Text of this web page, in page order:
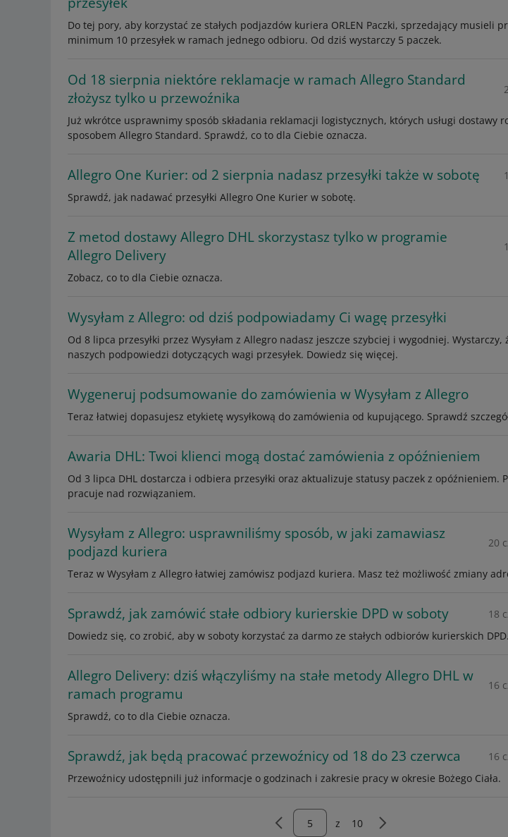
Do tej pory, aby korzystać ze stałych podjazdów kuriera ORLEN Paczki, sprzedający musieli
minimum 10 przesyłek w ramach jednego odbioru. Od dziś wystarczy 5 paczek.
Od 18 sierpnia niektóre reklamacje w ramach Allegro Standard
złożysz tylko u przewoźnika
Już wkrótce usprawnimy sposób składania reklamacji logistycznych, których usługi dostawy
sposobem Allegro Standard. Sprawdź, co to dla Ciebie oznacza.
Allegro One Kurier: od 2 sierpnia nadasz przesyłki także w sobotę
Sprawdź, jak nadawać przesyłki Allegro One Kurier w sobotę.
Z metod dostawy Allegro DHL skorzystasz tylko w programie
Allegro Delivery
Zobacz, co to dla Ciebie oznacza.
Wysyłam z Allegro: od dziś podpowiadamy Ci wagę przesyłki
Od 8 lipca przesyłki przez Wysyłam z Allegro nadasz jeszcze szybciej i wygodniej. Wystarczy,
naszych podpowiedzi dotyczących wagi przesyłek. Dowiedz się więcej.
Wygeneruj podsumowanie do zamówienia w Wysyłam z Allegro
Teraz łatwiej dopasujesz etykietę wysyłkową do zamówienia od kupującego. Sprawdź
Awaria DHL: Twoi klienci mogą dostać zamówienia z opóźnieniem
Od 3 lipca DHL dostarcza i odbiera przesyłki oraz aktualizuje statusy paczek z opóźnieniem.
pracuje nad rozwiązaniem.
Wysyłam z Allegro: usprawniliśmy sposób, w jaki zamawiasz
podjazd kuriera
20
Teraz w Wysyłam z Allegro łatwiej zamówisz podjazd kuriera. Masz też możliwość zmiany
Sprawdź, jak zamówić stałe odbiory kurierskie DPD w soboty
18
Dowiedz się, co zrobić, aby w soboty korzystać za darmo ze stałych odbiorów kurierskich DPD.
Allegro Delivery: dziś włączyliśmy na stałe metody Allegro DHL w
ramach programu
16
Sprawdź, co to dla Ciebie oznacza.
Sprawdź, jak będą pracować przewoźnicy od 18 do 23 czerwca
16
Przewoźnicy udostępnili już informacje o godzinach i zakresie pracy w okresie Bożego Ciała.
z 10